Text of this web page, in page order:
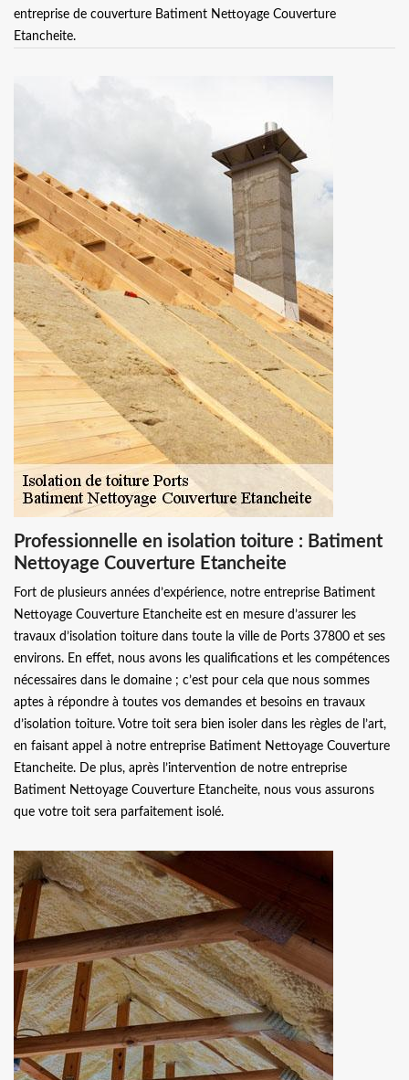
entreprise de couverture Batiment Nettoyage Couverture
Etancheite.
Professionnelle en isolation toiture : Batiment
Nettoyage Couverture Etancheite
Fort de plusieurs années d’expérience, notre entreprise Batiment
Nettoyage Couverture Etancheite est en mesure d’assurer les
travaux d’isolation toiture dans toute la ville de Ports 37800 et ses
environs. En effet, nous avons les qualifications et les compétences
nécessaires dans le domaine ; c’est pour cela que nous sommes
aptes à répondre à toutes vos demandes et besoins en travaux
d’isolation toiture. Votre toit sera bien isoler dans les règles de l’art,
en faisant appel à notre entreprise Batiment Nettoyage Couverture
Etancheite. De plus, après l’intervention de notre entreprise
Batiment Nettoyage Couverture Etancheite, nous vous assurons
que votre toit sera parfaitement isolé.